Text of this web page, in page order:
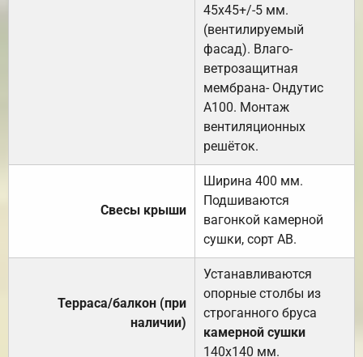
45х45+/-5 мм.
(вентилируемый
фасад). Влаго-
ветрозащитная
мембрана- Ондутис
А100. Монтаж
вентиляционных
решёток.
Свесы крыши
Ширина 400 мм.
Подшиваются
вагонкой камерной
сушки, сорт АВ.
Терраса/балкон (при
наличии)
Устанавливаются
опорные столбы из
строганного бруса
камерной сушки
140х140 мм.